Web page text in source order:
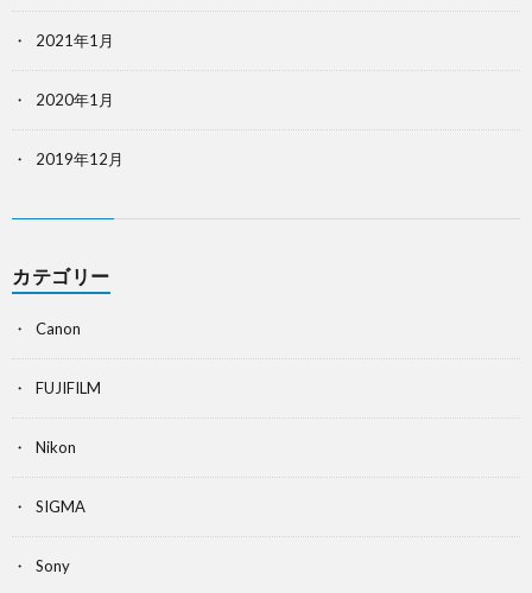
2021年1月
2020年1月
2019年12月
カテゴリー
Canon
FUJIFILM
Nikon
SIGMA
Sony